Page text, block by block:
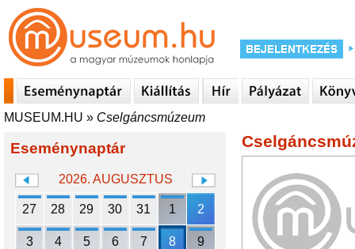
MUSEUM.HU » Cselgáncsmúzeum
Eseménynaptár
2026. AUGUSZTUS
27 28 29 30 31 1 2
3 4 5 6 7 8 9